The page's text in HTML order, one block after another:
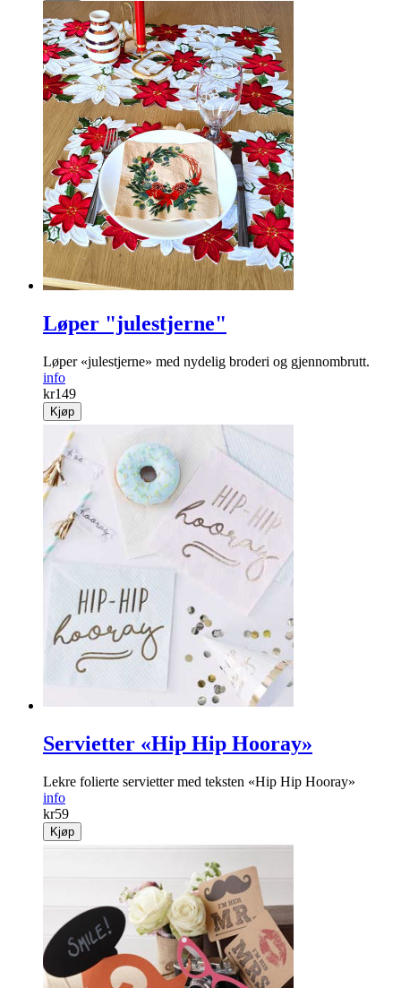
Løper "julestjerne"
Løper «julestjerne» med nydelig broderi og gjennombrutt.
info
kr149
Kjøp
Servietter «Hip Hip Hooray»
Lekre folierte servietter med teksten «Hip Hip Hooray»
info
kr59
Kjøp